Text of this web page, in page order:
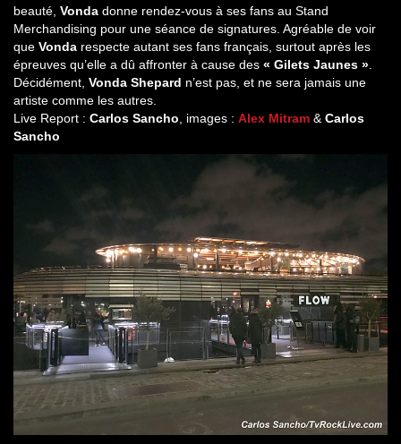
beauté, Vonda donne rendez-vous à ses fans au Stand
Merchandising pour une séance de signatures. Agréable de voir
que Vonda respecte autant ses fans français, surtout après les
épreuves qu’elle a dû affronter à cause des « Gilets Jaunes »
Décidément, Vonda Shepard n’est pas, et ne sera jamais une
artiste comme les autres.
Live Report : Carlos Sancho , images : Alex Mitram & Carlos
Sancho